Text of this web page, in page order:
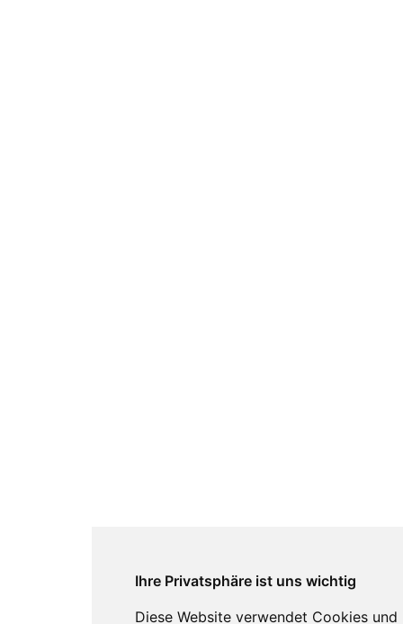
Ihre Privatsphäre ist uns wichtig
Diese Website verwendet Cookies und